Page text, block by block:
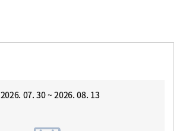
2026. 07. 30 ~ 2026. 08. 13